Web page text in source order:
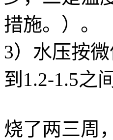
措施。）。
3）水压按
到1.2-1.5之间
烧了两三周